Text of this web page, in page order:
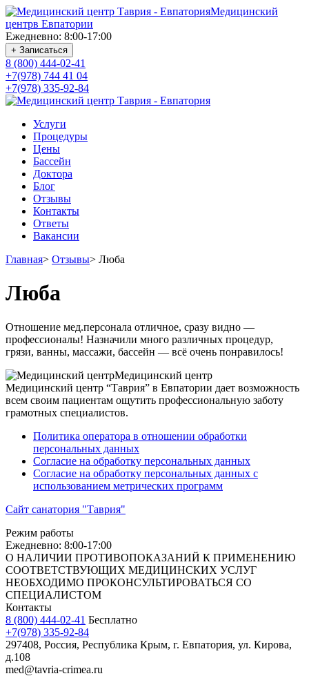
Медицинский
центрв Евпатории
Ежедневно: 8:00-17:00
+ Записаться
8 (800) 444-02-41
+7(978) 744 41 04
+7(978) 335-92-84
Услуги
Процедуры
Цены
Бассейн
Доктора
Блог
Отзывы
Контакты
Ответы
Вакансии
Главная> Отзывы> Люба
Люба
Отношение мед.персонала отличное, сразу видно —
профессионалы! Назначили много различных процедур,
грязи, ванны, массажи, бассейн — всё очень понравилось!
Медицинский центр
Медицинский центр “Таврия” в Евпатории дает возможность
всем своим пациентам ощутить профессиональную заботу
грамотных специалистов.
Политика оператора в отношении обработки
персональных данных
Согласие на обработку персональных данных
Согласие на обработку персональных данных с
использованием метрических программ
Сайт санатория "Таврия"
Режим работы
Ежедневно: 8:00-17:00
О НАЛИЧИИ ПРОТИВОПОКАЗАНИЙ К ПРИМЕНЕНИЮ
СООТВЕТСТВУЮЩИХ МЕДИЦИНСКИХ УСЛУГ
НЕОБХОДИМО ПРОКОНСУЛЬТИРОВАТЬСЯ СО
СПЕЦИАЛИСТОМ
Контакты
8 (800) 444-02-41 Бесплатно
+7(978) 335-92-84
297408, Россия, Республика Крым, г. Евпатория, ул. Кирова,
д.108
med@tavria-crimea.ru